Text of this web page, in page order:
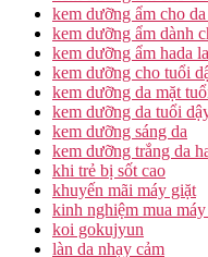
kem dưỡng ẩm cho
kem dưỡng ẩm dành
kem dưỡng ẩm hada
kem dưỡng cho tuổi
kem dưỡng da mặt
kem dưỡng da tuổi
kem dưỡng sáng da
kem dưỡng trắng da
khi trẻ bị sốt cao
khuyến mãi máy giặt
kinh nghiệm mua
koi gokujyun
làn da nhạy cảm